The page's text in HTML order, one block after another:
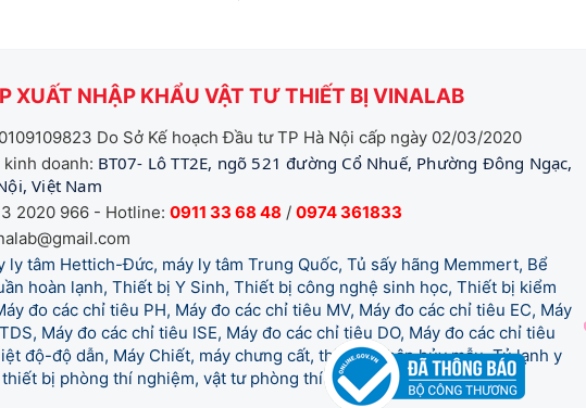
XUẤT NHẬP KHẨU VẬT TƯ THIẾT BỊ VINALAB
Do Sở Kế hoạch Đầu tư TP Hà Nội cấp ngày 02/03/2020
doanh: BT07- Lô TT2E, ngõ 521 đường Cổ Nhuế, Phường Đông Ngạc,
Việt Nam
2020 966 - Hotline: 0911 33 68 48 / 0974 361833
ly tâm Hettich-Đức, máy ly tâm Trung Quốc, Tủ sấy hãng Memmert, Bể
hoàn lạnh, Thiết bị Y Sinh, Thiết bị công nghệ sinh học, Thiết bị kiểm
đo các chỉ tiêu PH, Máy đo các chỉ tiêu MV, Máy đo các chỉ tiêu EC, Máy
Máy đo các chỉ tiêu ISE, Máy đo các chỉ tiêu DO, Máy đo các chỉ tiêu
độ-độ dẫn, Máy Chiết, máy chưng cất, thiết bị phân hủy mẫu, Tủ lạnh y
bị phòng thí nghiệm, vật tư phòng thí nghiệm, vật tư y tế.